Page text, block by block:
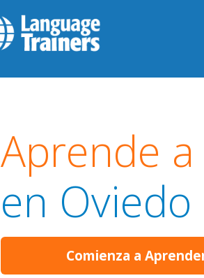
Aprende
en Oviedo
Comienza a